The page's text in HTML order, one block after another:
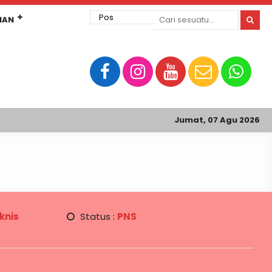
Jumat, 07 Agu 2026
Status : PNS